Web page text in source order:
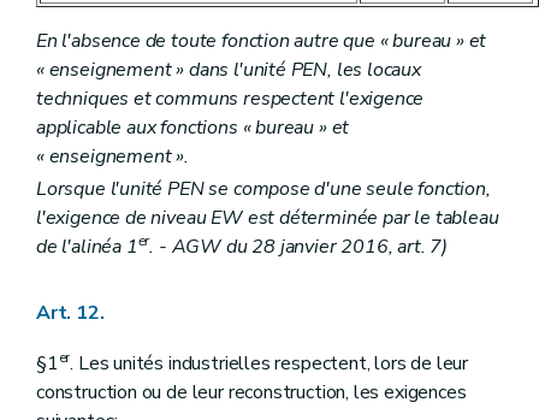
En l'absence de toute fonction autre que « bureau » et
« enseignement » dans l'unité PEN, les locaux
techniques et communs respectent l'exigence
applicable aux fonctions « bureau » et
« enseignement ».
Lorsque l'unité PEN se compose d'une seule fonction,
l'exigence de niveau EW est déterminée par le tableau
de l'alinéa 1er. - AGW du 28 janvier 2016, art. 7)
Art. 12.
§1er. Les unités industrielles respectent, lors de leur
construction ou de leur reconstruction, les exigences